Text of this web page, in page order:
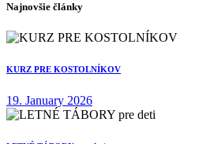
Najnovšie články
KURZ PRE KOSTOLNÍKOV
19. January 2026